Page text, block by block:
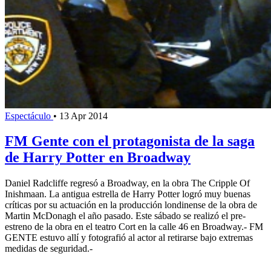
Espectáculo • 13 Apr 2014
FM Gente con el protagonista de la saga
de Harry Potter en Broadway
Daniel Radcliffe regresó a Broadway, en la obra The Cripple Of
Inishmaan. La antigua estrella de Harry Potter logró muy buenas
críticas por su actuación en la producción londinense de la obra de
Martin McDonagh el año pasado. Este sábado se realizó el pre-
estreno de la obra en el teatro Cort en la calle 46 en Broadway.- FM
GENTE estuvo allí y fotografió al actor al retirarse bajo extremas
medidas de seguridad.-